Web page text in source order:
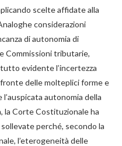
scelte affidate alla
considerazioni
di autonomia di
Commissioni tributarie,
evidente l’incertezza
delle molteplici forme e
autonomia della
la Corte Costituzionale ha
perché, secondo la
l’eterogeneità delle